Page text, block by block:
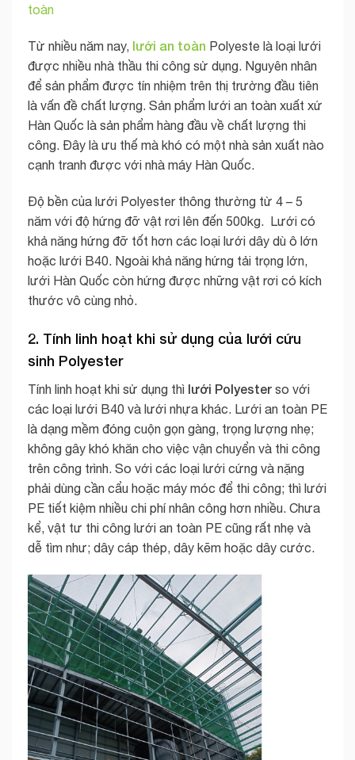
toàn
Từ nhiều năm nay, lưới an toàn Polyeste là loại lưới
được nhiều nhà thầu thi công sử dụng. Nguyên nhân
để sản phẩm được tín nhiệm trên thị trường đầu tiên
là vấn đề chất lượng. Sản phẩm lưới an toàn xuất xứ
Hàn Quốc là sản phẩm hàng đầu về chất lượng thi
công. Đây là ưu thế mà khó có một nhà sản xuất nào
cạnh tranh được với nhà máy Hàn Quốc.
Độ bền của lưới Polyester thông thường từ 4 – 5
năm với độ hứng đỡ vật rơi lên đến 500kg. Lưới có
khả năng hứng đỡ tốt hơn các loại lưới dây dù ô lớn
hoặc lưới B40. Ngoài khả năng hứng tải trọng lớn,
lưới Hàn Quốc còn hứng được những vật rơi có kích
thước vô cùng nhỏ.
2. Tính linh hoạt khi sử dụng của lưới cứu
sinh Polyester
Tính linh hoạt khi sử dụng thì lưới Polyester so với
các loại lưới B40 và lưới nhựa khác. Lưới an toàn PE
là dạng mềm đóng cuộn gọn gàng, trọng lượng nhẹ;
không gây khó khăn cho việc vận chuyển và thi công
trên công trình. So với các loại lưới cứng và nặng
phải dùng cần cẩu hoặc máy móc để thi công; thì lưới
PE tiết kiệm nhiều chi phí nhân công hơn nhiều. Chưa
kể, vật tư thi công lưới an toàn PE cũng rất nhẹ và
dễ tìm như; dây cáp thép, dây kẽm hoặc dây cước.